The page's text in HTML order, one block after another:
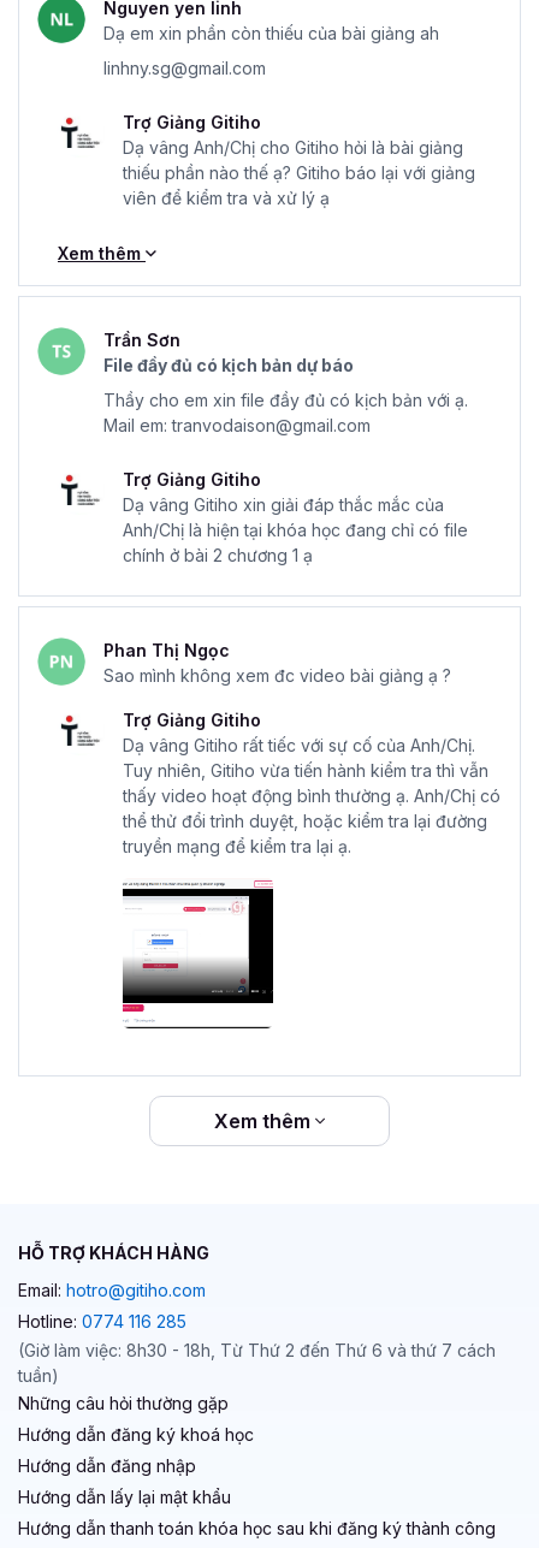
dựng Mô hình Tài chính cho Nhà quản lý Doanh nghiệp là
khóa học online nhưng trong quá trình học bạn có thể đặt
các câu hỏi, thắc mắc ngay dưới phần video. Các chuyên
chóng, đầy đủ và chi tiết.
Khóa học có cung cấp file mẫu Excel để thực hành
vào tình huống cụ thể không?
Có, để người học có thể “học ngay, làm luôn”, trong khóa
học có cung cấp
xây dựng Mô hình tài chính như thế nào, gồm những bước
nào.
Khóa học Phân tích Báo cáo Tài chính và Xây dựng
Mô hình Tài chính dành cho ai?
Kiến thức trong khóa học được xây dựng phù hợp với
sinh/sinh viên, chuyên viên phân tích kinh doanh hay
CPO, kế toán trưởng.
Để bắt đầu học tài chính khôn ngoan, đừng ngần ngại mà
Doanh nghiệp để từng bước đạt được thành công trong
sự nghiệp ngay hôm nay bạn nhé!
Nguyen yen linh
Dạ em xin phần còn thiếu của bài giảng ah
linhny.sg@gmail.com
Trợ Giảng Gitiho
Dạ vâng Anh/Chị cho Gitiho hỏi là bài giảng
thiếu phần nào thế ạ? Gitiho báo lại với giảng
viên để kiểm tra và xử lý ạ
Xem thêm
Trần Sơn
File đầy đủ có kịch bản dự báo
Thầy cho em xin file đầy đủ có kịch bản với ạ.
Mail em: tranvodaison@gmail.com
Trợ Giảng Gitiho
Dạ vâng Gitiho xin giải đáp thắc mắc của
Anh/Chị là hiện tại khóa học đang chỉ có file
chính ở bài 2 chương 1 ạ
Phan Thị Ngọc
Sao mình không xem đc video bài giảng ạ ?
Trợ Giảng Gitiho
Dạ vâng Gitiho rất tiếc với sự cố của Anh/Chị.
Tuy nhiên, Gitiho vừa tiến hành kiểm tra thì vẫn
thấy video hoạt động bình thường ạ. Anh/Chị có
thể thử đổi trình duyệt, hoặc kiểm tra lại đường
truyền mạng để kiểm tra lại ạ.
Xem thêm
HỖ TRỢ KHÁCH HÀNG
Email: hotro@gitiho.com
Hotline: 0774 116 285
(Giờ làm việc: 8h30 - 18h, Từ Thứ 2 đến Thứ 6 và thứ 7 cách
tuần)
Những câu hỏi thường gặp
Hướng dẫn đăng ký khoá học
Hướng dẫn đăng nhập
Hướng dẫn lấy lại mật khẩu
Hướng dẫn thanh toán khóa học sau khi đăng ký thành công